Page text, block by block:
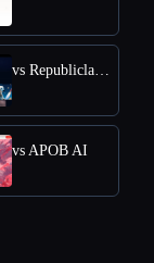
vs Republiclabs.ai
vs APOB AI